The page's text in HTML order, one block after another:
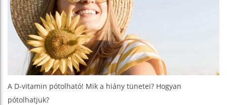
A D-vitamin pótolható! Mik a hiány tünetei? Hogyan
pótolhatjuk?